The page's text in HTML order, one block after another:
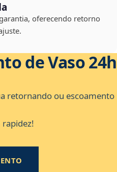
oferecendo retorno
de Vaso 24h
retornando ou escoamento
rapidez!